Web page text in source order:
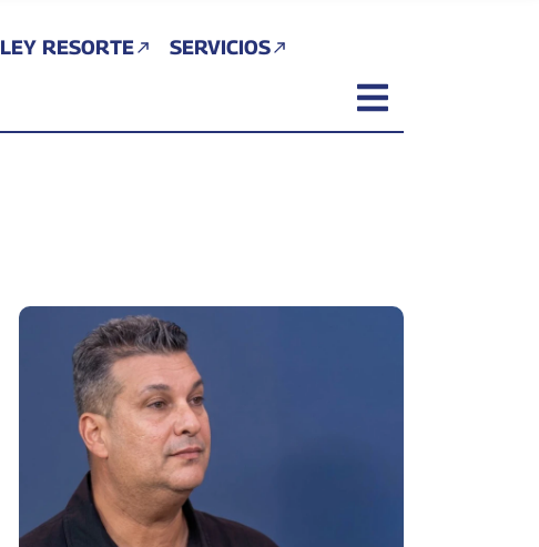
LEY RESORTE SERVICIOS